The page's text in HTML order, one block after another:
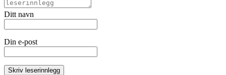
Ditt navn
Din e-post
Skriv leserinnlegg